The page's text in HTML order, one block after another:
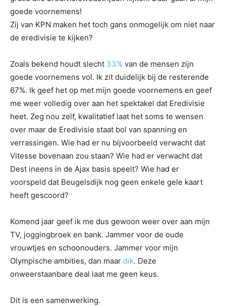
goede voornemens!
Zij van KPN maken het toch gans onmogelijk om niet naar
de eredivisie te kijken?
Zoals bekend houdt slecht 33% van de mensen zijn
goede voornemens vol. Ik zit duidelijk bij de resterende
67%. Ik geef het op met mijn goede voornemens en geef
me weer volledig over aan het spektakel dat Eredivisie
heet. Zeg nou zelf, kwalitatief laat het soms te wensen
over maar de Eredivisie staat bol van spanning en
verrassingen. Wie had er nu bijvoorbeeld verwacht dat
Vitesse bovenaan zou staan? Wie had er verwacht dat
Dest ineens in de Ajax basis speelt? Wie had er
voorspeld dat Beugelsdijk nog geen enkele gele kaart
heeft gescoord?
Komend jaar geef ik me dus gewoon weer over aan mijn
TV, joggingbroek en bank. Jammer voor de oude
vrouwtjes en schoonouders. Jammer voor mijn
Olympische ambities, dan maar dik. Deze
onweerstaanbare deal laat me geen keus.
Dit is een samenwerking.